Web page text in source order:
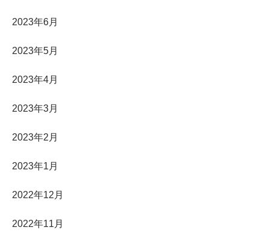
2023年6月
2023年5月
2023年4月
2023年3月
2023年2月
2023年1月
2022年12月
2022年11月